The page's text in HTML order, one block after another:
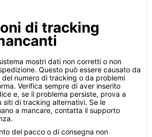
di tracking
mostri dati non corretti o non
Questo può essere causato da
del numero di tracking o da problemi
Verifica sempre di aver inserito
e, se il problema persiste, prova a
siti di tracking alternativi. Se le
a mancare, contatta il supporto
del pacco o di consegna non